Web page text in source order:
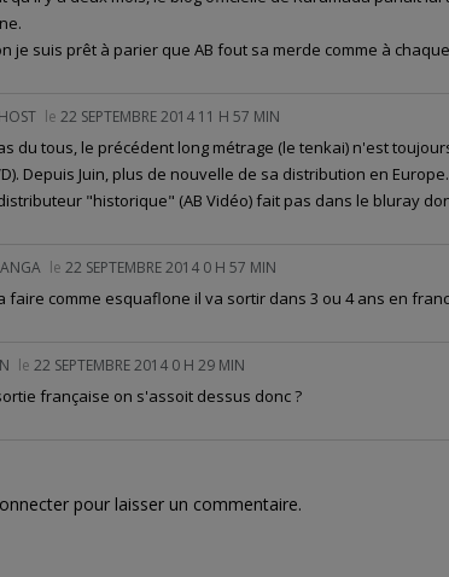
je suis prêt à parier que AB fout sa merde comme à
le 22 SEPTEMBRE 2014 11 H 57 MIN
du tous, le précédent long métrage (le tenkai) n'est
Depuis Juin, plus de nouvelle de sa distribution en
"historique" (AB Vidéo) fait pas dans le bluray
le 22 SEPTEMBRE 2014 0 H 57 MIN
faire comme esquaflone il va sortir dans 3 ou 4 ans en
le 22 SEPTEMBRE 2014 0 H 29 MIN
française on s'assoit dessus donc ?
pour laisser un commentaire.